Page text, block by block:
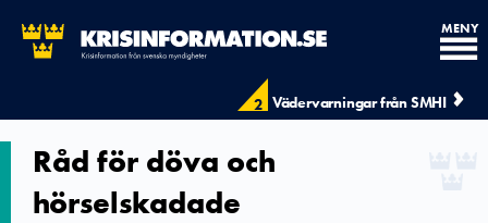
2 Vädervarningar från SMHI
MENY
Råd för döva och
hörselskadade